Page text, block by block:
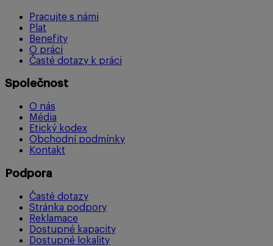
Pracujte s námi
Plat
Benefity
O práci
Časté dotazy k práci
Společnost
O nás
Média
Etický kodex
Obchodní podmínky
Kontakt
Podpora
Časté dotazy
Stránka podpory
Reklamace
Dostupné kapacity
Dostupné lokality